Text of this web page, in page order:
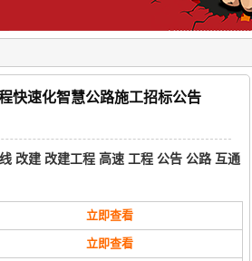
快速化智慧公路施工招标公告
改建 改建工程 高速 工程 公告 公路 互通
立即查看
立即查看